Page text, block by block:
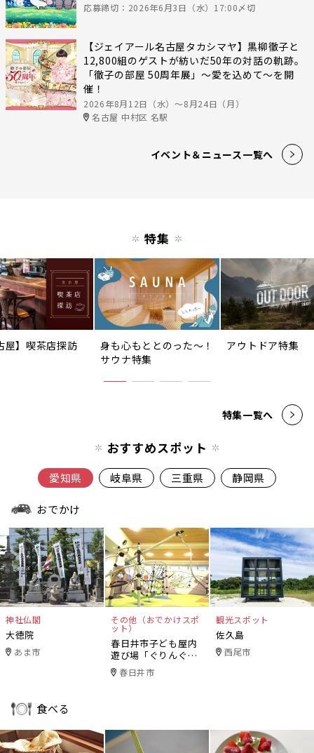
応募締切：2026年6月3日（水）17:00〆切
【ジェイアール名古屋タカシマヤ】黒柳徹子と
12,800組のゲストが紡いだ50年の対話の軌跡。
「徹子の部屋 50周年展」～愛を込めて～を開
催！
2026年8月12日（水）〜8月24日（月）
名古屋 中村区 名駅
イベント＆ニュース一覧へ
特集
屋】喫茶店探訪
身も心もととのった〜！
サウナ特集
アウトドア特集
特集一覧へ
おすすめスポット
愛知県 岐阜県 三重県 静岡県
おでかけ
神社仏閣
大徳院
あま市
その他（おでかけスポ
ット）
春日井市子ども屋内
遊び場「ぐりんぐり
ん」春日井市
観光スポット
佐久島
西尾市
食べる